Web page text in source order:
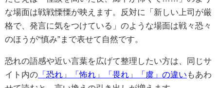
な場面は戦戦慄慄が映えます。反対に「新しい上司が厳
格で、発言に気をつけている」のような場面は戦々恐々
のほうが“慎み”まで表せて自然です。
恐れの語感や近い言葉を広げて整理したい方は、同じサ
イト内の 「恐れ」「怖れ」「畏れ」「虞」の違い もあわ